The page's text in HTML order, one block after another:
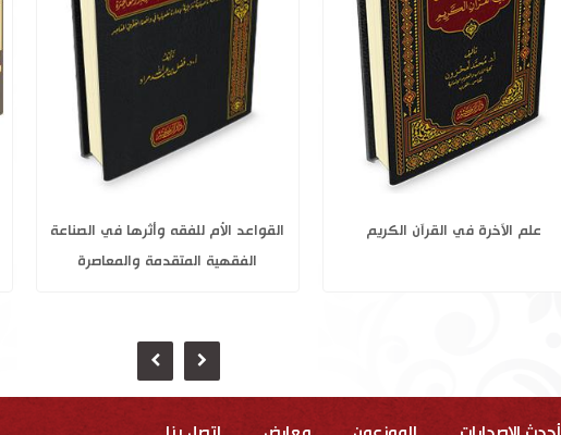
علم الآخرة في القرآن الكريم تاريخ الدولة الأموية 1-2